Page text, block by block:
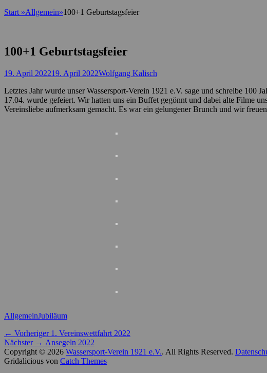
Start »Allgemein»100+1 Geburtstagsfeier
100+1 Geburtstagsfeier
Posted
19. April 202219. April 2022Autor
Wolfgang Kalisch
Letztes Jahr wurde unser Wassersport-Verein 1921 e.V. sage und schreibe 100
17.04. wurde gefeiert. Wir hatten uns ein Buffet gegönnt und dabei alte Filme
Vereinsliebe aufmerksam gemacht. Es war ein gelungener Brunch und wir
Kategorien
AllgemeinSchlagworte
Jubiläum
Beitragsnavigation
← Vorheriger Vorheriger
Beitrag:
1. Vereinswettfahrt 2022
Nächster → Nächster
Beitrag:
Ansegeln 2022
Copyright © 2026 Wassersport-Verein 1921 e.V.. All Rights Reserved.
Gridalicious von Catch Themes